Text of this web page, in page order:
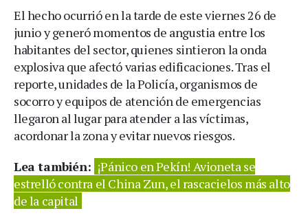
El hecho ocurrió en la tarde de este viernes 26 de
junio y generó momentos de angustia entre los
habitantes del sector, quienes sintieron la onda
explosiva que afectó varias edificaciones. Tras el
reporte, unidades de la Policía, organismos de
socorro y equipos de atención de emergencias
llegaron al lugar para atender a las víctimas,
acordonar la zona y evitar nuevos riesgos.
Lea también: ¡Pánico en Pekín! Avioneta se
estrelló contra el China Zun, el rascacielos más alto
de la capital